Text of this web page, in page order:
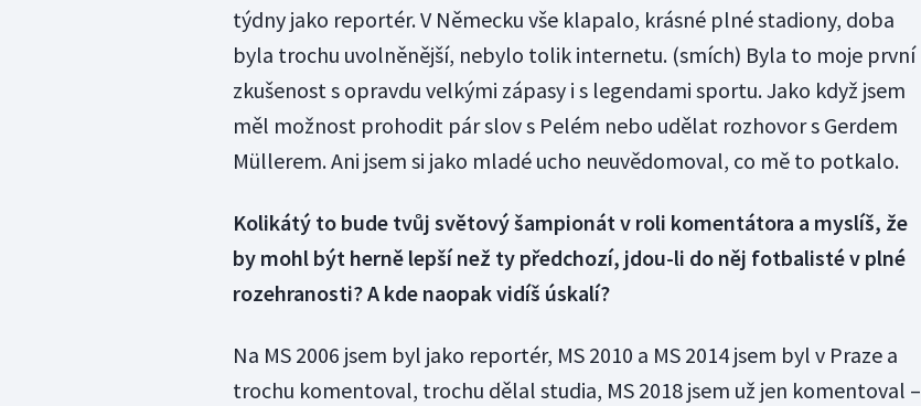
týdny jako reportér. V Německu vše klapalo, krásné plné stadiony, doba
byla trochu uvolněnější, nebylo tolik internetu. (smích) Byla to moje první
zkušenost s opravdu velkými zápasy i s legendami sportu. Jako když jsem
měl možnost prohodit pár slov s Pelém nebo udělat rozhovor s Gerdem
Müllerem. Ani jsem si jako mladé ucho neuvědomoval, co mě to potkalo.
Kolikátý to bude tvůj světový šampionát v roli komentátora a myslíš, že
by mohl být herně lepší než ty předchozí, jdou-li do něj fotbalisté v plné
rozehranosti? A kde naopak vidíš úskalí?
Na MS 2006 jsem byl jako reportér, MS 2010 a MS 2014 jsem byl v Praze a
trochu komentoval, trochu dělal studia, MS 2018 jsem už jen komentoval –